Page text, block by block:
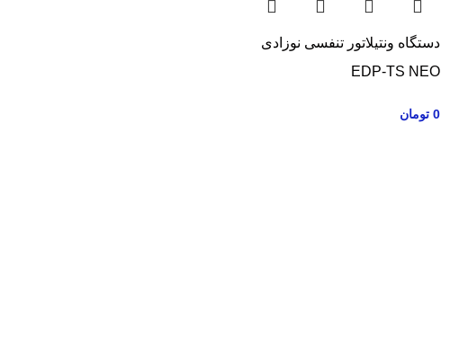
دستگاه ونتیلاتور تنفسی نوزادی
EDP-TS NEO
0 تومان